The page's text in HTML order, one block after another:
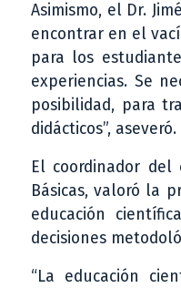
Asimismo, el Dr.
encontrar en el
para los
experiencias. Se
posibilidad, para
didácticos”, aseveró.
El coordinador del
Básicas, valoró la
educación
decisiones
“La educación